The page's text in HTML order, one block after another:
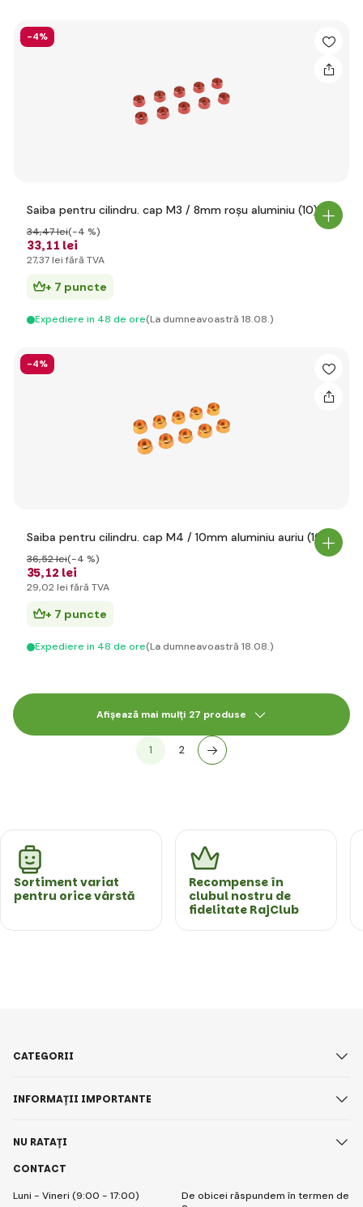
-4%
Saiba pentru cilindru. cap M3 / 8mm roșu aluminiu (10)
33,11 lei
34,47 lei(-4 %)
27,37 lei fără TVA
+ 7 puncte
Expediere in 48 de ore(La dumneavoastră 18.08.)
-4%
Saiba pentru cilindru. cap M4 / 10mm aluminiu auriu (10)
35,12 lei
36,52 lei(-4 %)
29,02 lei fără TVA
+ 7 puncte
Expediere in 48 de ore(La dumneavoastră 18.08.)
Afișează mai mulți 27 produse
1 2
Sortiment variat
pentru orice vârstă
Recompense în
clubul nostru de
fidelitate RajClub
CONTACT
Luni - Vineri (9:00 - 17:00)
De obicei răspundem în termen de
CATEGORII
INFORMAȚII IMPORTANTE
NU RATAȚI